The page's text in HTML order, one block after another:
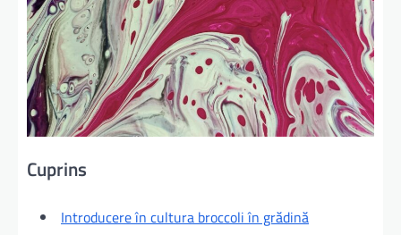
Cuprins
Introducere în cultura broccoli în grădină